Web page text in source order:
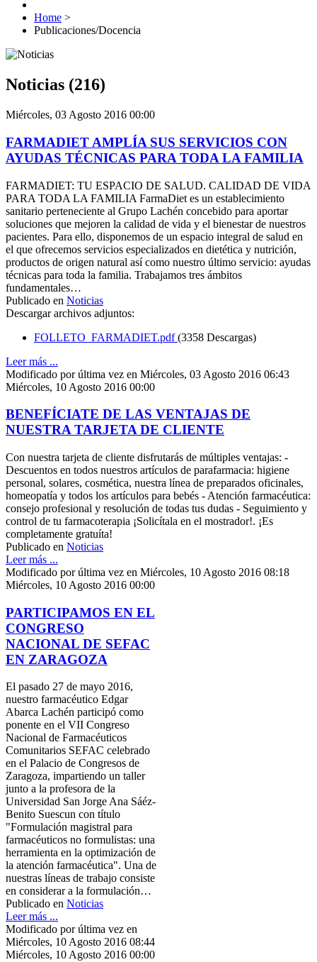
Home >
Publicaciones/Docencia
Noticias (216)
Miércoles, 03 Agosto 2016 00:00
FARMADIET AMPLÍA SUS SERVICIOS CON
AYUDAS TÉCNICAS PARA TODA LA FAMILIA
FARMADIET: TU ESPACIO DE SALUD. CALIDAD DE VIDA
PARA TODA LA FAMILIA FarmaDiet es un establecimiento
sanitario perteneciente al Grupo Lachén concebido para aportar
soluciones que mejoren la calidad de vida y el bienestar de nuestros
pacientes. Para ello, disponemos de un espacio integral de salud en
el que ofrecemos servicios especializados en dietética y nutrición,
productos de origen natural así como nuestro último servicio: ayudas
técnicas para toda la familia. Trabajamos tres ámbitos
fundamentales…
Publicado en Noticias
Descargar archivos adjuntos:
FOLLETO_FARMADIET.pdf(3358 Descargas)
Leer más ...
Modificado por última vez en Miércoles, 03 Agosto 2016 06:43
Miércoles, 10 Agosto 2016 00:00
BENEFÍCIATE DE LAS VENTAJAS DE
NUESTRA TARJETA DE CLIENTE
Con nuestra tarjeta de cliente disfrutarás de múltiples ventajas: -
Descuentos en todos nuestros artículos de parafarmacia: higiene
personal, solares, cosmética, nuestra línea de preparados oficinales,
homeopatía y todos los artículos para bebés - Atención farmacéutica:
consejo profesional y resolución de todas tus dudas - Seguimiento y
control de tu farmacoterapia ¡Solicítala en el mostrador!. ¡Es
completamente gratuíta!
Publicado en Noticias
Leer más ...
Modificado por última vez en Miércoles, 10 Agosto 2016 08:18
Miércoles, 10 Agosto 2016 00:00
PARTICIPAMOS EN EL
CONGRESO
NACIONAL DE SEFAC
EN ZARAGOZA
El pasado 27 de mayo 2016,
nuestro farmacéutico Edgar
Abarca Lachén participó como
ponente en el VII Congreso
Nacional de Farmacéuticos
Comunitarios SEFAC celebrado
en el Palacio de Congresos de
Zaragoza, impartiendo un taller
junto a la profesora de la
Universidad San Jorge Ana Sáéz-
Benito Suescun con título
"Formulación magistral para
farmacéuticos no formulistas: una
herramienta en la optimización de
la atención farmacéutica". Una de
nuestras líneas de trabajo consiste
en considerar a la formulación…
Publicado en Noticias
Leer más ...
Modificado por última vez en
Miércoles, 10 Agosto 2016 08:44
Miércoles, 10 Agosto 2016 00:00